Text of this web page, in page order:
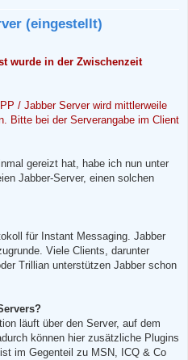
(eingestellt)
wurde in der Zwischenzeit
/ Jabber Server wird mittlerweile
Bitte bei der Serverangabe im Client
gereizt hat, habe ich nun unter
Jabber-Server, einen solchen
für Instant Messaging. Jabber
Viele Clients, darunter
Trillian unterstützen Jabber schon
läuft über den Server, auf dem
können hier zusätzliche Plugins
im Gegenteil zu MSN, ICQ & Co